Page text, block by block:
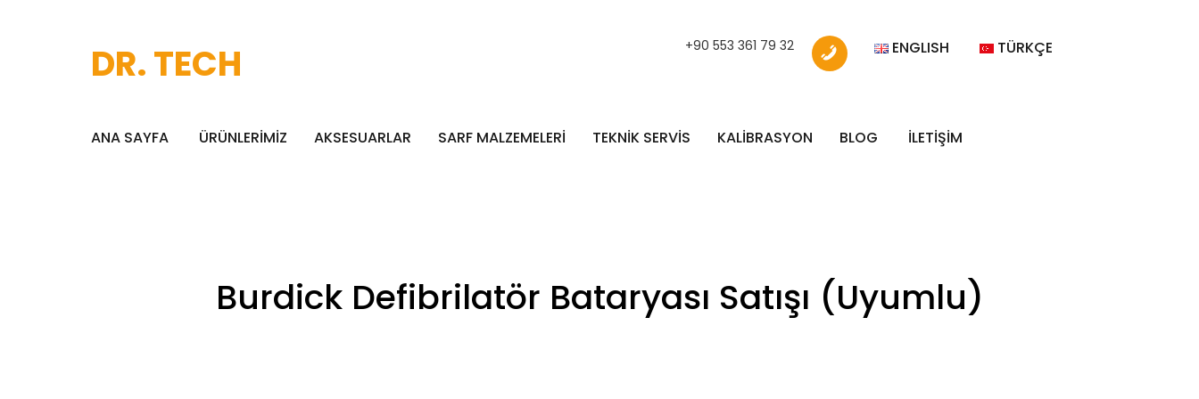
DR. TECH +90 553 361 79 32 ENGLISH TÜRKÇE
ANA SAYFA ÜRÜNLERİMİZ AKSESUARLAR SARF MALZEMELERİ TEKNİK SERVİS KALİBRASYON BLOG İLETİŞİM
Burdick Defibrilatör Bataryası Satışı (Uyumlu)